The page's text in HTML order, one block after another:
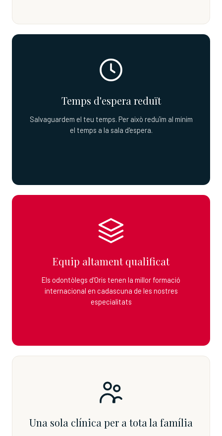
Temps d'espera reduït
Salvaguardem el teu temps. Per això reduïm al mínim
el temps a la sala d'espera.
Equip altament qualificat
Els odontòlegs d'Oris tenen la millor formació
internacional en cadascuna de les nostres
especialitats
Una sola clínica per a tota la família